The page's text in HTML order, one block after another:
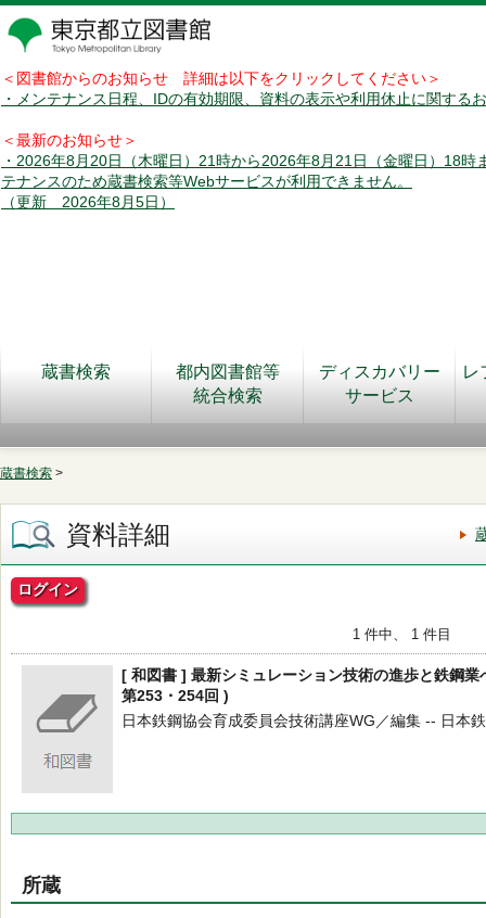
＜図書館からのお知らせ 詳細は以下をクリックしてください＞
・メンテナンス日程、IDの有効期限、資料の表示や利用休止に関する
＜最新のお知らせ＞
・2026年8月20日（木曜日）21時から2026年8月21日（金曜日）18時
テナンスのため蔵書検索等Webサービスが利用できません。
（更新 2026年8月5日）
蔵書検索
都内図書館等
統合検索
ディスカバリー
サービス
レ
蔵書検索 >
資料詳細
ログイン
1 件中、 1 件目
[ 和図書 ] 最新シミュレーション技術の進歩と鉄鋼
第253・254回 )
日本鉄鋼協会育成委員会技術講座WG／編集 -- 日本
所蔵